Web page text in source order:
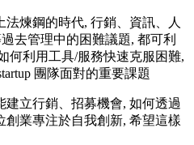
煉鋼的時代, 行銷、資訊、人
去管理中的困難議題, 都可利
何利用工具/服務快速克服困難,
團隊面對的重要課題
立行銷、招募機會, 如何透過
創業專注於自我創新, 希望這樣